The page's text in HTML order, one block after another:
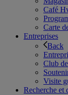
Café
Carte
Entreprises
Back
Club
Visite
Recherche et